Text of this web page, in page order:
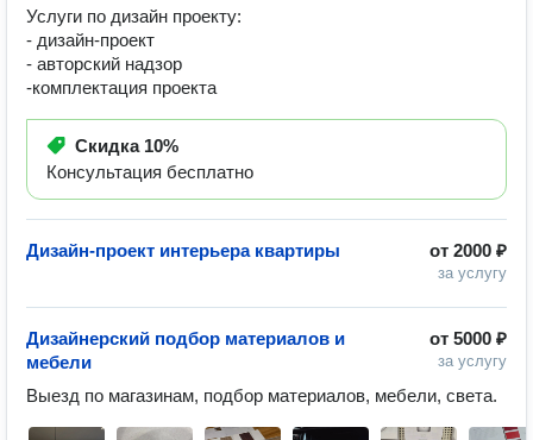
Услуги по дизайн проекту:
- дизайн-проект
- авторский надзор
-комплектация проекта
Скидка 10%
Консультация бесплатно
от 2000 ₽
за услугу
Дизайн-проект интерьера квартиры
от 5000 ₽
за услугу
Дизайнерский подбор материалов и
мебели
Выезд по магазинам, подбор материалов, мебели, света.